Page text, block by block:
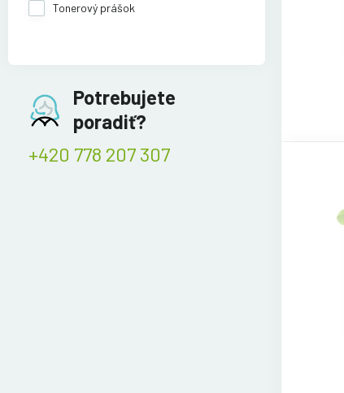
Tonerový prášok
Potrebujete
poradiť?
+420 778 207 307